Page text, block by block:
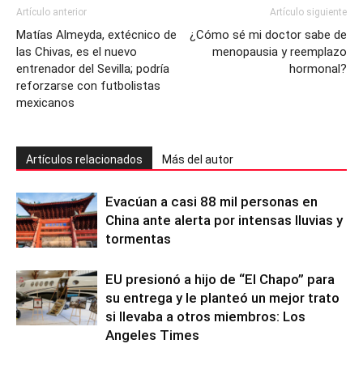
Artículo anterior
Matías Almeyda, extécnico de
las Chivas, es el nuevo
entrenador del Sevilla; podría
reforzarse con futbolistas
mexicanos
Artículo siguiente
¿Cómo sé mi doctor sabe de
menopausia y reemplazo
hormonal?
Artículos relacionados Más del autor
Evacúan a casi 88 mil personas en
China ante alerta por intensas lluvias y
tormentas
EU presionó a hijo de “El Chapo” para
su entrega y le planteó un mejor trato
si llevaba a otros miembros: Los
Angeles Times